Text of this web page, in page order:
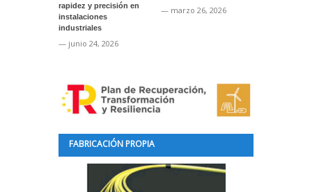
rapidez y precisión en
instalaciones
industriales
— junio 24, 2026
— marzo 26, 2026
FABRICACIÓN PROPIA